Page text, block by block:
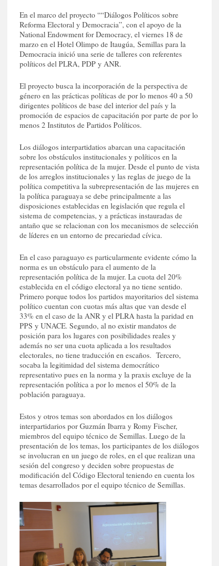
En el marco del proyecto ““Diálogos Políticos sobre
Reforma Electoral y Democracia”, con el apoyo de la
National Endowment for Democracy, el viernes 18 de
marzo en el Hotel Olimpo de Itaugúa, Semillas para la
Democracia inició una serie de talleres con referentes
políticos del PLRA, PDP y ANR.
El proyecto busca la incorporación de la perspectiva de
género en las prácticas políticas de por lo menos 40 a 50
dirigentes políticos de base del interior del país y la
promoción de espacios de capacitación por parte de por lo
menos 2 Institutos de Partidos Políticos.
Los diálogos interpartidatios abarcan una capacitación
sobre los obstáculos institucionales y políticos en la
representación política de la mujer. Desde el punto de vista
de los arreglos institucionales y las reglas de juego de la
política competitiva la subrepresentación de las mujeres en
la política paraguaya se debe principalmente a las
disposiciones establecidas en legislación que regula el
sistema de competencias, y a prácticas instauradas de
antaño que se relacionan con los mecanismos de selección
de líderes en un entorno de precariedad cívica.
En el caso paraguayo es particularmente evidente cómo la
norma es un obstáculo para el aumento de la
representación política de la mujer. La cuota del 20%
establecida en el código electoral ya no tiene sentido.
Primero porque todos los partidos mayoritarios del sistema
político cuentan con cuotas más altas que van desde el
33% en el caso de la ANR y el PLRA hasta la paridad en
PPS y UNACE. Segundo, al no existir mandatos de
posición para los lugares con posibilidades reales y
además no ser una cuota aplicada a los resultados
electorales, no tiene traducción en escaños. Tercero,
socaba la legitimidad del sistema democrático
representativo pues en la norma y la praxis excluye de la
representación política a por lo menos el 50% de la
población paraguaya.
Estos y otros temas son abordados en los diálogos
interpartidarios por Guzmán Ibarra y Romy Fischer,
miembros del equipo técnico de Semillas. Luego de la
presentación de los temas, los participantes de los diálogos
se involucran en un juego de roles, en el que realizan una
sesión del congreso y deciden sobre propuestas de
modificación del Código Electoral teniendo en cuenta los
temas desarrollados por el equipo técnico de Semillas.